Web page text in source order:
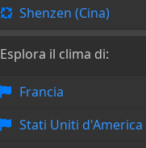
Shenzen (Cina)
Esplora il clima di:
Francia
Stati Uniti d'America